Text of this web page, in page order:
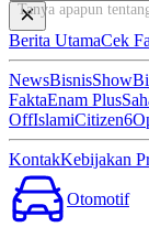
Tanya apapun
Berita UtamaCek
NewsBisnis
FaktaEnam Plus
OffIslamiCitizen6
KontakKebijakan
Otomotif